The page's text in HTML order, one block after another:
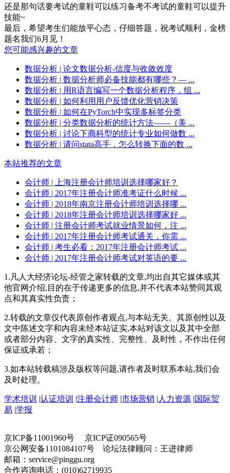
还是那句话要考试的童鞋可以练习备考不考试的童鞋可以提升
技能~
最后， 希望考生们能放平心态， 仔细答题， 祝考试顺利，金榜
题名我们6月见！
您可能感兴趣的文章
数据分析 | 论文数据分析-信度与收敛效度
数据分析 | 数据分析师必备技能都有哪些？— ...
数据分析 | 用R语言编写一个数据分析程序，组 ...
数据分析 | 如何利用用户反馈优化营销决策
数据分析 | 如何在PyTorch中实现多标签分类
数据分析 | 分类数据分析的统计方法——（美 ...
数据分析 | 讨论下商科型的统计专业如何做数 ...
数据分析 | 请问stata高手，怎么转换下面的数 ...
本站推荐的文章
会计师 | 上海注册会计师培训选择哪家好？
会计师 | 2017年注册会计师准考证什么时候 ...
会计师 | 2018年南京注册会计师培训选择哪 ...
会计师 | 2018年注册会计师培训选择哪家好 ...
会计师 | 注册会计师考试就业情景如何，注 ...
会计师 | 2017年注册会计师考试通关，你需 ...
会计师 | 考生必看：2017年注册会计师考试 ...
会计师 | 2017年注册会计师考试对英语的要 ...
1.凡人大经济论坛-经管之家转载的文章,均出自其它媒体或其
他官网介绍,目的在于传递更多的信息,并不代表本站赞同其观
点和其真实性负责；
2.转载的文章仅代表原创作者观点,与本站无关。其原创性以及
文中陈述文字和内容未经本站证实,本站对该文以及其中全部
或者部分内容、文字的真实性、完整性、及时性，不作出任何
保证或承若；
3.如本站转载稿涉及版权等问题,请作者及时联系本站,我们会
及时处理。
学术培训 |认证培训 |注册会计师 |市场营销 | 人力资源 |国际贸
易 |学报
京ICP备11001960号 京ICP证090565号
京公网安备1101084107号 论坛法律顾问：王进律师
邮箱：service@pinggu.org
合作咨询电话：(010)62719935